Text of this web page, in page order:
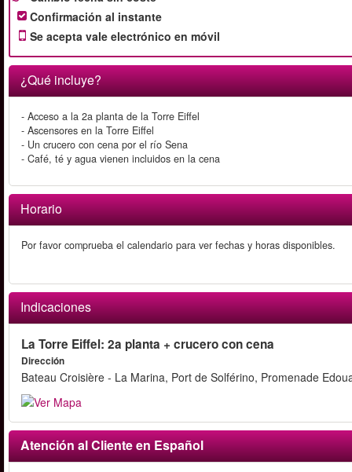
Confirmación al instante
Se acepta vale electrónico en móvil
¿Qué incluye?
- Acceso a la 2a planta de la Torre Eiffel
- Ascensores en la Torre Eiffel
- Un crucero con cena por el río Sena
- Café, té y agua vienen incluidos en la cena
Horario
Por favor comprueba el calendario para ver fechas y horas disponibles.
Indicaciones
La Torre Eiffel: 2a planta + crucero con cena
Dirección
Bateau Croisière - La Marina, Port de Solférino, Promenade
Atención al Cliente en Español